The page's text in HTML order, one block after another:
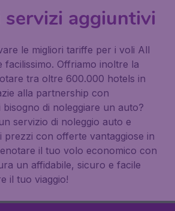
servizi aggiuntivi
le migliori tariffe per i voli All
facilissimo. Offriamo inoltre la
tra oltre 600.000 hotels in
alla partnership con
bisogno di noleggiare un auto?
servizio di noleggio auto e
prezzi con offerte vantaggiose in
il tuo volo economico con
un affidabile, sicuro e facile
il tuo viaggio!